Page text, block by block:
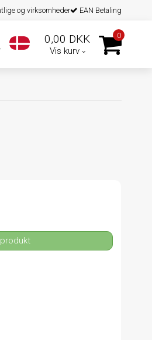
og virksomheder EAN Betaling
0,00 DKK
Vis kurv
0